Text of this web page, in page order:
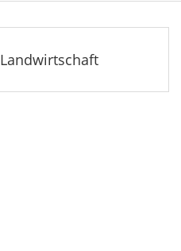
Landwirtschaft